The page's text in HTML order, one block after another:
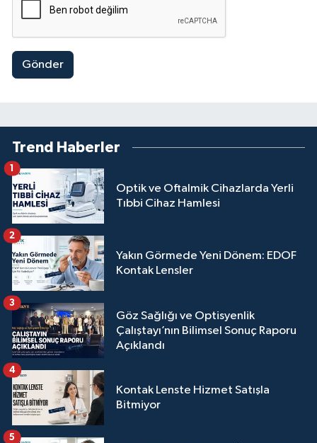
Gönder
Trend Haberler
Optik ve Oftalmik Cihazlarda Yerli
Tıbbi Cihaz Hamlesi
1
Yakın Görmede Yeni Dönem: EDOF
Kontak Lensler
2
Göz Sağlığı ve Optisyenlik
Çalıştayı’nın Bilimsel Sonuç Raporu
Açıklandı
3
Kontak Lenste Hizmet Satışla
Bitmiyor
4
5